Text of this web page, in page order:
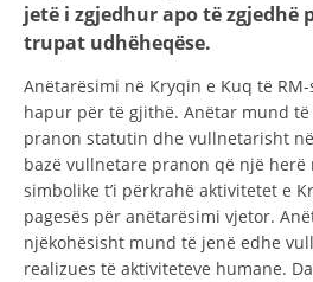
HISTORIA E
HISTORIA E KRYQIT
STRUKTURA E
KONTAKT
ANËTARËSIMI NË
jetë i zgjedhur apo të zgjedhë
trupat udhëheqëse.
Anëtarësimi në Kryqin e Kuq të
hapur për të gjithë. Anëtar mund
pranon statutin dhe vullnetarisht
bazë vullnetare pranon që një herë
simbolike t’i përkrahë aktivitetet e
pagesës për anëtarësimi vjetor.
njëkohësisht mund të jenë edhe
realizues të aktiviteteve humane.